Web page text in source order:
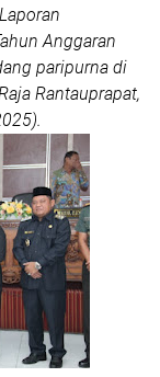
Anggaran
paripurna di
Rantauprapat,